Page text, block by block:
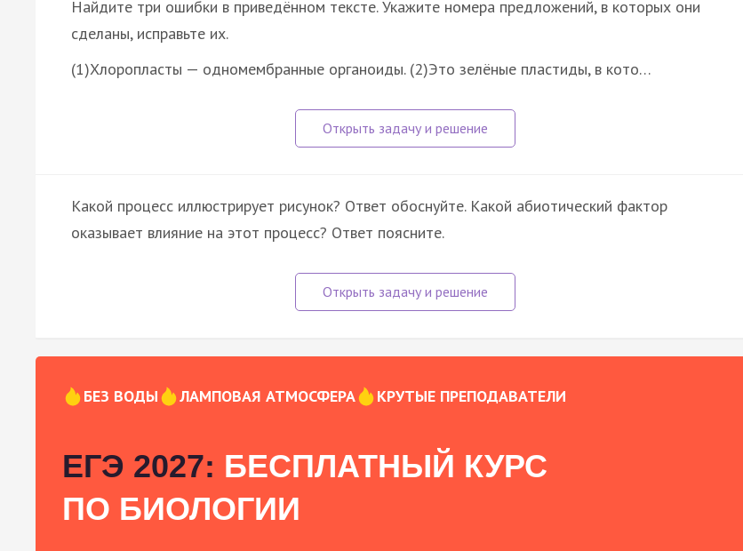
Найдите три ошибки в приведённом тексте. Укажите номера предложений, в которых они
сделаны, исправьте их.
(1)Хлоропласты — одномембранные органоиды. (2)Это зелёные пластиды, в кото…
Какой процесс иллюстрирует рисунок? Ответ обоснуйте. Какой абиотический фактор
оказывает влияние на этот процесс? Ответ поясните.
БЕЗ ВОДЫ ЛАМПОВАЯ АТМОСФЕРА КРУТЫЕ ПРЕПОДАВАТЕЛИ
ЕГЭ 2027: БЕСПЛАТНЫЙ КУРС
ПО БИОЛОГИИ